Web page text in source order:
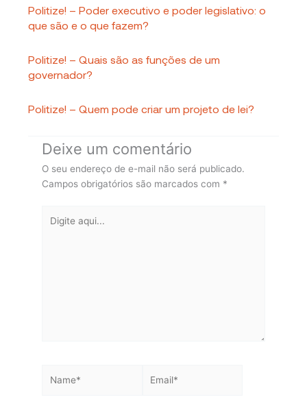
Politize! – Poder executivo e poder legislativo: o
que são e o que fazem?
Politize! – Quais são as funções de um
governador?
Politize! – Quem pode criar um projeto de lei?
Deixe um comentário
O seu endereço de e-mail não será publicado.
Campos obrigatórios são marcados com *
aqui...